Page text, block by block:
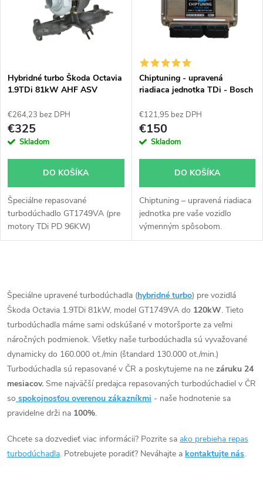
e
p
r
d
u
t
o
v
s
p
r
o
d
u
k
o
v
Hybridné turbo Škoda Octavia
1.9TDi 81kW AHF ASV
€264,23 bez DPH
€325
Skladom
DO KOŠÍKA
Špeciálne repasované
turbodúchadlo GT1749VA (pre
motory TDi PD 96KW)
inštalované v obale GT1749V
chiptuning. Pre vozidlá Škoda
Octavia 1.9TDi 81kW AHF
Chiptuning - upravená
riadiaca jednotka TDi - Bosch
€121,95 bez DPH
€150
Skladom
DO KOŠÍKA
Chiptuning – upravená riadiaca
jednotka pre vaše vozidlo
výmenným spôsobom.
v
l
á
d
a
c
i
e
Špeciálne upravené turbodúchadla (hybridné turbo) pre vozidlá
Škoda Octavia 1.9TDi 81kW, model GT1749VA do 120kW. Tieto
turbodúchadla máme sami odskúšané v motoršporte za veľmi
náročných podmienok. Všetky naše turbodúchadla sú vyvažované
dynamicky do 160.000 ot./min (štandard 130.000 ot./min.)
Turbodúchadla sú repasované v ČR a poskytujeme na ne záruku 24
mesiacov. Sme najväčší predajca repasovaných turbodúchadiel v ČR
so spokojnosťou overenou zákazníkmi - naše hodnotenie sa
pravidelne drži na 100%.
Chcete sa dozvedieť viac informácii? Pozrite sa ako prebieha repas
turbodúchadla. Potrebujete poradiť? Neváhajte a kontaktujte nás.